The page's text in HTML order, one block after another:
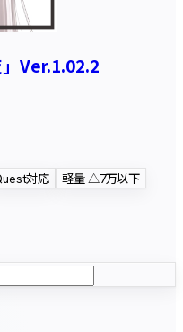
Ver.1.02.2
対応
軽量 △7万以下